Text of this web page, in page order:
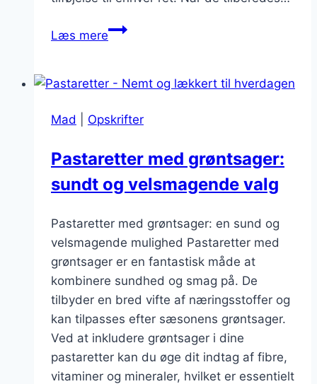
Læs merePastaretter
vegetabilske
i
pasta
Mad Opskrifter
Pastaretter med grøntsager:
sundt og velsmagende valg
Pastaretter med grøntsager: en sund og
velsmagende mulighed Pastaretter med
grøntsager er en fantastisk måde at
kombinere sundhed og smag på. De
tilbyder en bred vifte af næringsstoffer og
kan tilpasses efter sæsonens grøntsager.
Ved at inkludere grøntsager i dine
pastaretter kan du øge dit indtag af fibre,
vitaminer og mineraler, hvilket er essentielt